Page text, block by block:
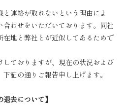
連絡が取れないという理由によ
合わせをいただいております。同社
在地と弊社とが近似してあるためで
しておりますが、現在の状況および
記の通りご報告申し上げます。
退去について】